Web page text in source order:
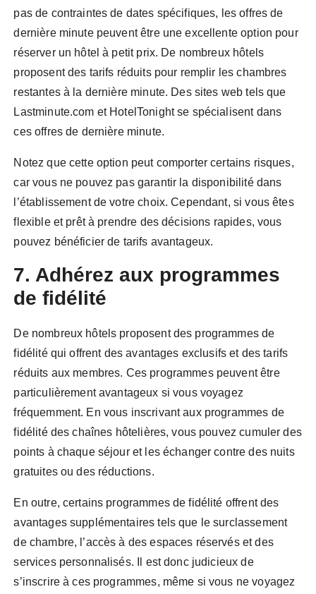
pas de contraintes de dates spécifiques, les offres de
dernière minute peuvent être une excellente option pour
réserver un hôtel à petit prix. De nombreux hôtels
proposent des tarifs réduits pour remplir les chambres
restantes à la dernière minute. Des sites web tels que
Lastminute.com et HotelTonight se spécialisent dans
ces offres de dernière minute.
Notez que cette option peut comporter certains risques,
car vous ne pouvez pas garantir la disponibilité dans
l’établissement de votre choix. Cependant, si vous êtes
flexible et prêt à prendre des décisions rapides, vous
pouvez bénéficier de tarifs avantageux.
7. Adhérez aux programmes
de fidélité
De nombreux hôtels proposent des programmes de
fidélité qui offrent des avantages exclusifs et des tarifs
réduits aux membres. Ces programmes peuvent être
particulièrement avantageux si vous voyagez
fréquemment. En vous inscrivant aux programmes de
fidélité des chaînes hôtelières, vous pouvez cumuler des
points à chaque séjour et les échanger contre des nuits
gratuites ou des réductions.
En outre, certains programmes de fidélité offrent des
avantages supplémentaires tels que le surclassement
de chambre, l’accès à des espaces réservés et des
services personnalisés. Il est donc judicieux de
s’inscrire à ces programmes, même si vous ne voyagez